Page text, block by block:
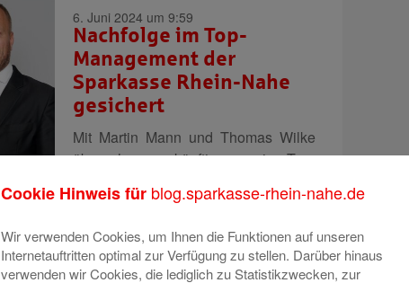
6. Juni 2024 um 9:59
Nachfolge im Top-
Management der
Sparkasse Rhein-Nahe
gesichert
Mit Martin Mann und Thomas Wilke
übernehmen künftig zwei Top-
22. Mai 2024 um 12:42
Sparkasse Rhein-Nahe
stellt Sonderkredit für
Cookie Hinweis für blog.sparkasse-rhein-nahe.de
Wir verwenden Cookies, um Ihnen die Funktionen auf unseren
Internetauftritten optimal zur Verfügung zu stellen. Darüber hinaus
verwenden wir Cookies, die lediglich zu Statistikzwecken, zur